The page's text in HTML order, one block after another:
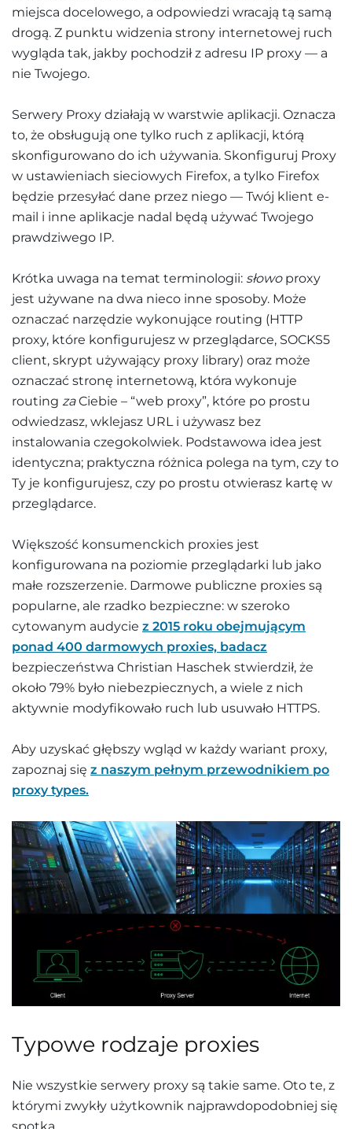
miejsca docelowego, a odpowiedzi wracają tą samą
drogą. Z punktu widzenia strony internetowej ruch
wygląda tak, jakby pochodził z adresu IP proxy — a
nie Twojego.
Serwery Proxy działają w warstwie aplikacji. Oznacza
to, że obsługują one tylko ruch z aplikacji, którą
skonfigurowano do ich używania. Skonfiguruj Proxy
w ustawieniach sieciowych Firefox, a tylko Firefox
będzie przesyłać dane przez niego — Twój klient e-
mail i inne aplikacje nadal będą używać Twojego
prawdziwego IP.
Krótka uwaga na temat terminologii: słowo proxy
jest używane na dwa nieco inne sposoby. Może
oznaczać narzędzie wykonujące routing (HTTP
proxy, które konfigurujesz w przeglądarce, SOCKS5
client, skrypt używający proxy library) oraz może
oznaczać stronę internetową, która wykonuje
routing zaCiebie – “web proxy”, które po prostu
odwiedzasz, wklejasz URL i używasz bez
instalowania czegokolwiek. Podstawowa idea jest
identyczna; praktyczna różnica polega na tym, czy to
Ty je konfigurujesz, czy po prostu otwierasz kartę w
przeglądarce.
Większość konsumenckich proxies jest
konfigurowana na poziomie przeglądarki lub jako
małe rozszerzenie. Darmowe publiczne proxies są
popularne, ale rzadko bezpieczne: w szeroko
cytowanym audycie z 2015 roku obejmującym
ponad 400 darmowych proxies, badacz
bezpieczeństwa Christian Haschek stwierdził, że
około 79% było niebezpiecznych, a wiele z nich
aktywnie modyfikowało ruch lub usuwało HTTPS.
Aby uzyskać głębszy wgląd w każdy wariant proxy,
zapoznaj się z naszym pełnym przewodnikiem po
proxy types.
Typowe rodzaje proxies
Nie wszystkie serwery proxy są takie same. Oto te, z
którymi zwykły użytkownik najprawdopodobniej się